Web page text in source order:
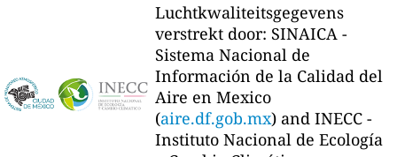
Luchtkwaliteitsgegevens
verstrekt door: SINAICA -
Sistema Nacional de
Información de la Calidad del
Aire en Mexico
(aire.df.gob.mx) and INECC -
Instituto Nacional de Ecología